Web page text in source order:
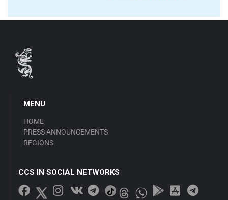
MENU
HOME
PRESS ANNOUNCEMENTS
REGIONS
CCS IN SOCIAL NETWORKS